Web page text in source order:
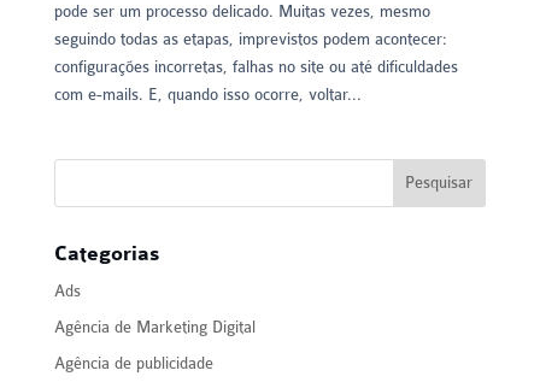
pode ser um processo delicado. Muitas vezes, mesmo
seguindo todas as etapas, imprevistos podem acontecer:
configurações incorretas, falhas no site ou até dificuldades
com e-mails. E, quando isso ocorre, voltar...
Categorias
Ads
Agência de Marketing Digital
Agência de publicidade